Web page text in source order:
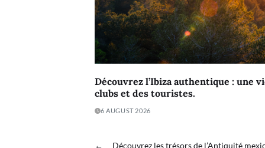
Découvrez l’Ibiza authentique : une
clubs et des touristes.
6 AUGUST 2026
← Découvrez les trésors de l’Antiquité